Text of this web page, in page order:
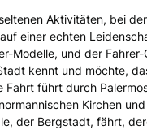
Aktivitäten, bei
einer echten
Modelle, und der
kennt und möchte,
führt durch
Kirchen
der Bergstadt, fährt,